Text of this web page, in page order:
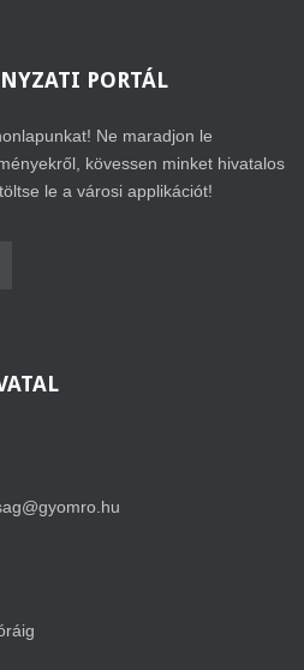
PORTÁL
Ne maradjon le
kövessen minket hivatalos
le a városi applikációt!